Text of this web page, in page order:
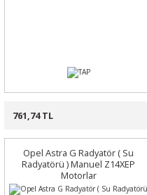
761,74 TL
Opel Astra G Radyatör ( Su
Radyatörü ) Manuel Z14XEP
Motorlar